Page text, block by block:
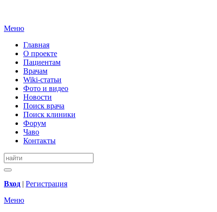
Меню
Главная
О проекте
Пациентам
Врачам
Wiki-статьи
Фото и видео
Новости
Поиск врача
Поиск клиники
Форум
Чаво
Контакты
Вход | Регистрация
Меню